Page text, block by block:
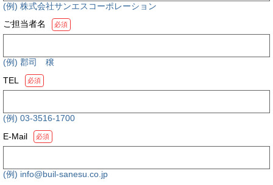
(例) 株式会社サンエスコーポレーション
ご担当者名
必須
(例) 郡司 穣
TEL
必須
(例) 03-3516-1700
E-Mail
必須
(例) info@buil-sanesu.co.jp